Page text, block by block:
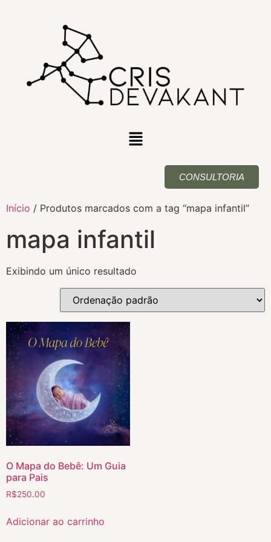
CONSULTORIA
Início / Produtos marcados com a tag “mapa infantil”
mapa infantil
Exibindo um único resultado
O Mapa do Bebê: Um Guia
para Pais
R$250.00
Adicionar ao carrinho